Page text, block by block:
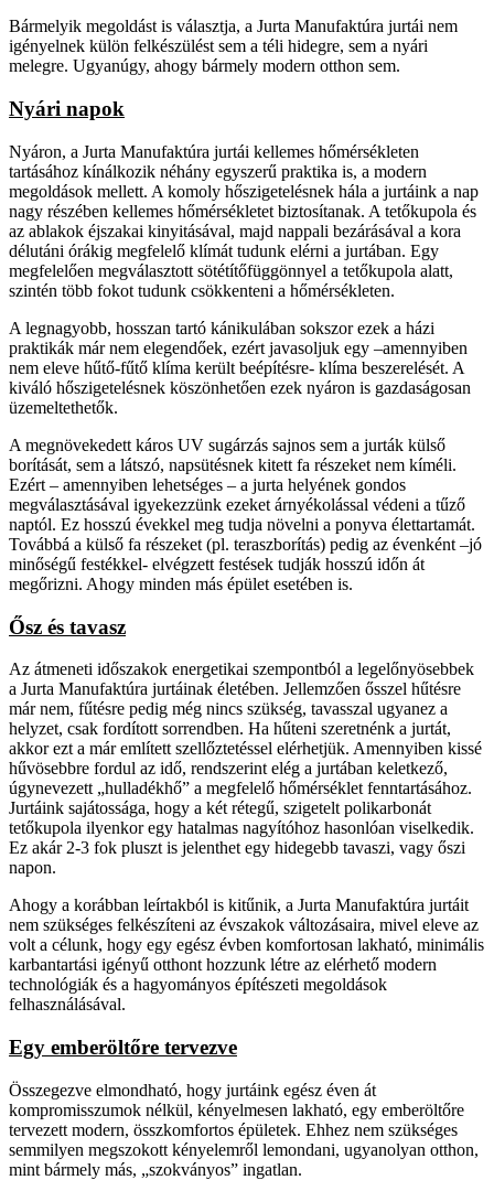
Bármelyik megoldást is választja, a Jurta Manufaktúra jurtái nem
igényelnek külön felkészülést sem a téli hidegre, sem a nyári
melegre. Ugyanúgy, ahogy bármely modern otthon sem.
Nyári napok
Nyáron, a Jurta Manufaktúra jurtái kellemes hőmérsékleten
tartásához kínálkozik néhány egyszerű praktika is, a modern
megoldások mellett. A komoly hőszigetelésnek hála a jurtáink a nap
nagy részében kellemes hőmérsékletet biztosítanak. A tetőkupola és
az ablakok éjszakai kinyitásával, majd nappali bezárásával a kora
délutáni órákig megfelelő klímát tudunk elérni a jurtában. Egy
megfelelően megválasztott sötétítőfüggönnyel a tetőkupola alatt,
szintén több fokot tudunk csökkenteni a hőmérsékleten.
A legnagyobb, hosszan tartó kánikulában sokszor ezek a házi
praktikák már nem elegendőek, ezért javasoljuk egy –amennyiben
nem eleve hűtő-fűtő klíma került beépítésre- klíma beszerelését. A
kiváló hőszigetelésnek köszönhetően ezek nyáron is gazdaságosan
üzemeltethetők.
A megnövekedett káros UV sugárzás sajnos sem a jurták külső
borítását, sem a látszó, napsütésnek kitett fa részeket nem kíméli.
Ezért – amennyiben lehetséges – a jurta helyének gondos
megválasztásával igyekezzünk ezeket árnyékolással védeni a tűző
naptól. Ez hosszú évekkel meg tudja növelni a ponyva élettartamát.
Továbbá a külső fa részeket (pl. teraszborítás) pedig az évenként –jó
minőségű festékkel- elvégzett festések tudják hosszú időn át
megőrizni. Ahogy minden más épület esetében is.
Ősz és tavasz
Az átmeneti időszakok energetikai szempontból a legelőnyösebbek
a Jurta Manufaktúra jurtáinak életében. Jellemzően ősszel hűtésre
már nem, fűtésre pedig még nincs szükség, tavasszal ugyanez a
helyzet, csak fordított sorrendben. Ha hűteni szeretnénk a jurtát,
akkor ezt a már említett szellőztetéssel elérhetjük. Amennyiben kissé
hűvösebbre fordul az idő, rendszerint elég a jurtában keletkező,
úgynevezett „hulladékhő” a megfelelő hőmérséklet fenntartásához.
Jurtáink sajátossága, hogy a két rétegű, szigetelt polikarbonát
tetőkupola ilyenkor egy hatalmas nagyítóhoz hasonlóan viselkedik.
Ez akár 2-3 fok pluszt is jelenthet egy hidegebb tavaszi, vagy őszi
napon.
Ahogy a korábban leírtakból is kitűnik, a Jurta Manufaktúra jurtáit
nem szükséges felkészíteni az évszakok változásaira, mivel eleve az
volt a célunk, hogy egy egész évben komfortosan lakható, minimális
karbantartási igényű otthont hozzunk létre az elérhető modern
technológiák és a hagyományos építészeti megoldások
felhasználásával.
Egy emberöltőre tervezve
Összegezve elmondható, hogy jurtáink egész éven át
kompromisszumok nélkül, kényelmesen lakható, egy emberöltőre
tervezett modern, összkomfortos épületek. Ehhez nem szükséges
semmilyen megszokott kényelemről lemondani, ugyanolyan otthon,
mint bármely más, „szokványos” ingatlan.